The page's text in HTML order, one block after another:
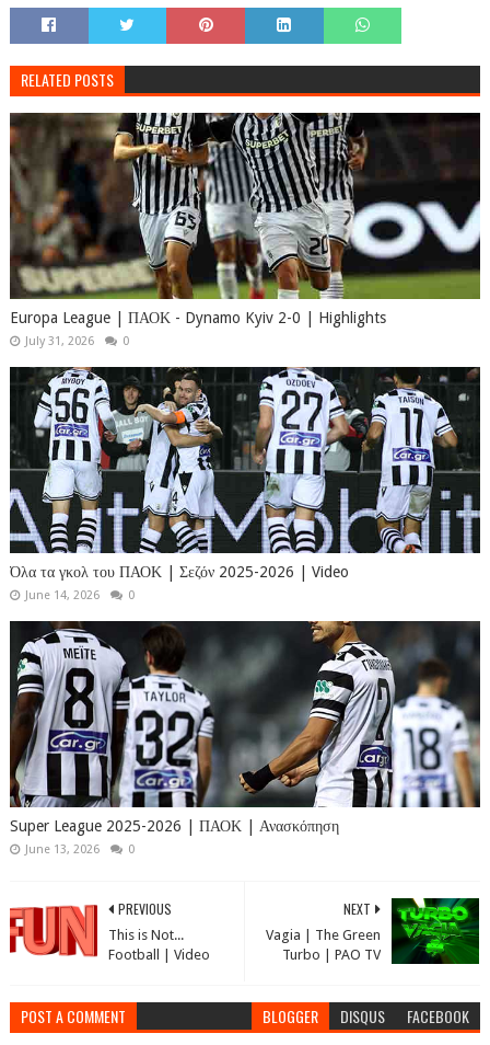
RELATED POSTS
Europa League | ΠΑΟΚ - Dynamo Kyiv 2-0 | Highlights
July 31, 2026 0
Όλα τα γκολ του ΠΑΟΚ | Σεζόν 2025-2026 | Video
June 14, 2026 0
Super League 2025-2026 | ΠΑΟΚ | Ανασκόπηση
June 13, 2026 0
NEXT
Vagia | The Green
Turbo | PAO TV
PREVIOUS
This is Not...
Football | Video
POST A COMMENT BLOGGER DISQUS FACEBOOK